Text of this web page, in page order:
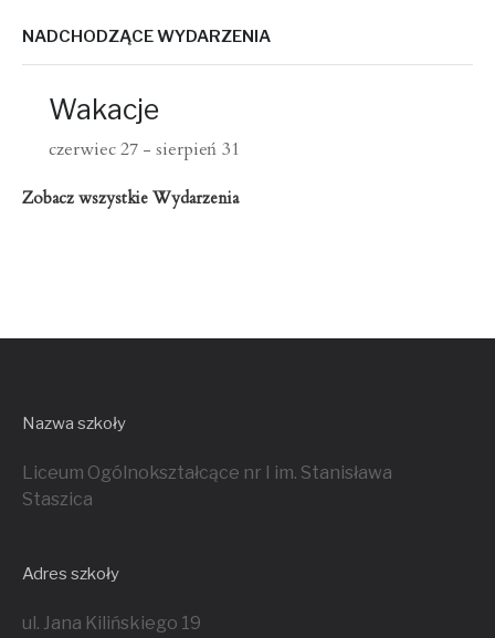
NADCHODZĄCE WYDARZENIA
Wakacje
czerwiec 27 - sierpień 31
Zobacz wszystkie Wydarzenia
Nazwa szkoły
Liceum Ogólnokształcące nr I im. Stanisława
Staszica
Adres szkoły
ul. Jana Kilińskiego 19